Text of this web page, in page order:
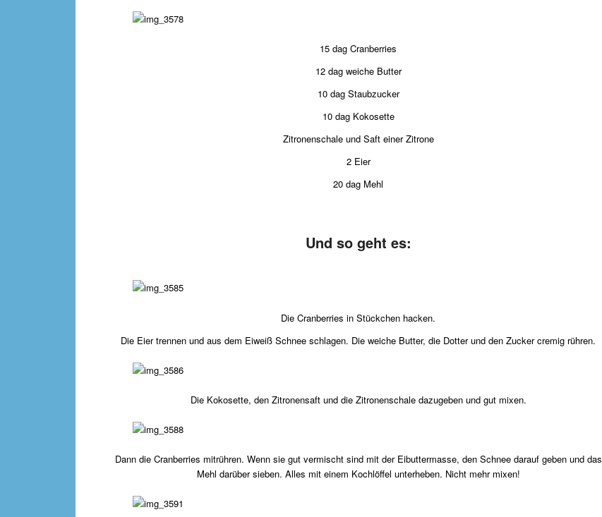
15 dag Cranberries
12 dag weiche Butter
10 dag Staubzucker
10 dag Kokosette
Zitronenschale und Saft einer Zitrone
2 Eier
20 dag Mehl
Und so geht es:
Die Cranberries in Stückchen hacken.
Die Eier trennen und aus dem Eiweiß Schnee schlagen. Die weiche Butter, die Dotter und den Zucker cremig rühren.
Die Kokosette, den Zitronensaft und die Zitronenschale dazugeben und gut mixen.
Dann die Cranberries mitrühren. Wenn sie gut vermischt sind mit der Eibuttermasse, den Schnee darauf geben und das
Mehl darüber sieben. Alles mit einem Kochlöffel unterheben. Nicht mehr mixen!